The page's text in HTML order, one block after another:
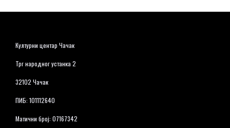
Културни центар Чачак
Трг народног устанка 2
32102 Чачак
ПИБ: 101112640
Матични број: 07167342